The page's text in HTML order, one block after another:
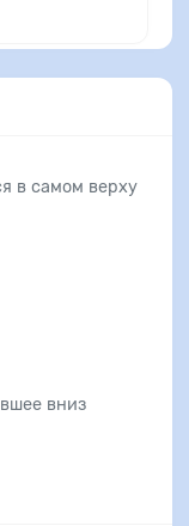
в самом верху
вниз